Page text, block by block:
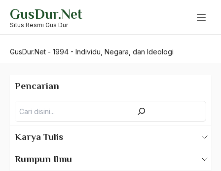
content
GusDur.Net
Situs Resmi Gus Dur
GusDur.Net - 1994 - Individu, Negara, dan Ideologi
Pencarian
Karya Tulis
Rumpun Ilmu